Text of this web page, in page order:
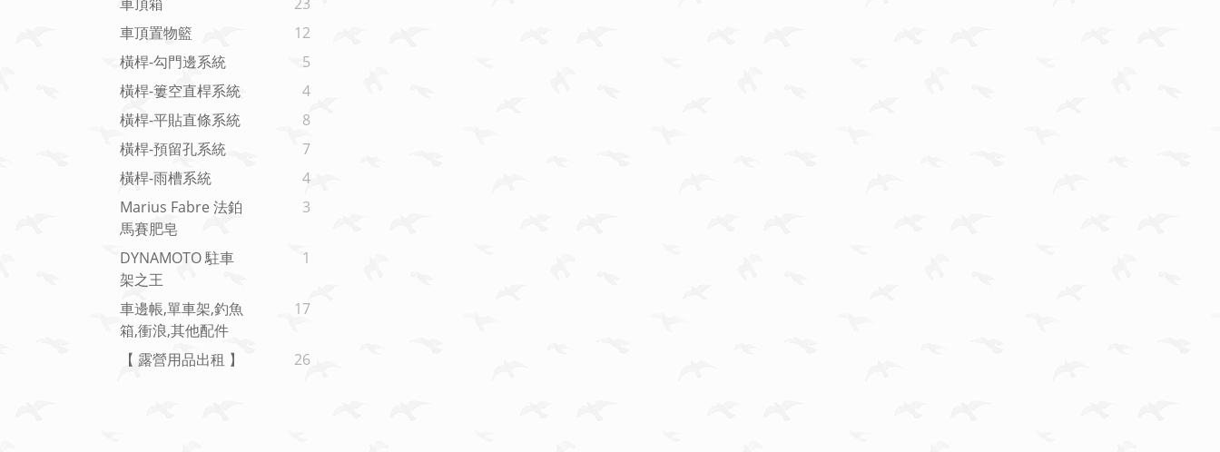
車頂置物籃
12
橫桿-勾門邊系統
5
橫桿-簍空直桿系統
4
橫桿-平貼直條系統
8
橫桿-預留孔系統
7
橫桿-雨槽系統
4
Marius Fabre 法鉑
馬賽肥皂
3
DYNAMOTO 駐車
架之王
1
車邊帳,單車架,釣魚
箱,衝浪,其他配件
17
【 露營用品出租 】 26